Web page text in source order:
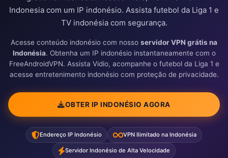
Indonesia com um IP indonésio. Assista futebol da Liga 1 e
TV indonésia com segurança.
Acesse conteúdo indonésio com nosso servidor VPN grátis na
Indonésia. Obtenha um IP indonésio instantaneamente com o
FreeAndroidVPN. Assista Vidio, acompanhe o futebol da Liga 1 e
acesse entretenimento indonésio com proteção de privacidade.
OBTER IP INDONÉSIO AGORA
Endereço IP Indonésio VPN Ilimitado na Indonésia
Servidor Indonésio de Alta Velocidade